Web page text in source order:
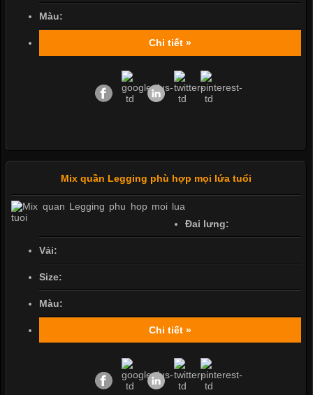
Màu:
Chi tiết »
Mix quần Legging phù hợp mọi lứa tuổi
Đai lưng:
Vải:
Size:
Màu:
Chi tiết »